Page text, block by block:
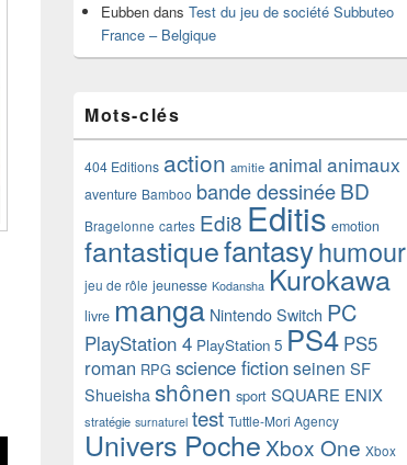
Eubben dans Test du jeu de société Subbuteo
France – Belgique
Mots-clés
404 Editions action amitie animal animaux
aventure Bamboo bande dessinéeBD
Bragelonne cartes Edi8 Editis emotion
fantastiquefantasyhumour
jeu de rôle jeunesse Kodansha Kurokawa
livre manga Nintendo Switch PC
PlayStation 4 PlayStation 5 PS4 PS5
roman RPG science fictionseinen SF
Shueisha shônen sport SQUARE ENIX
stratégie surnaturel test Tuttle-Mori Agency
Univers Poche Xbox One Xbox